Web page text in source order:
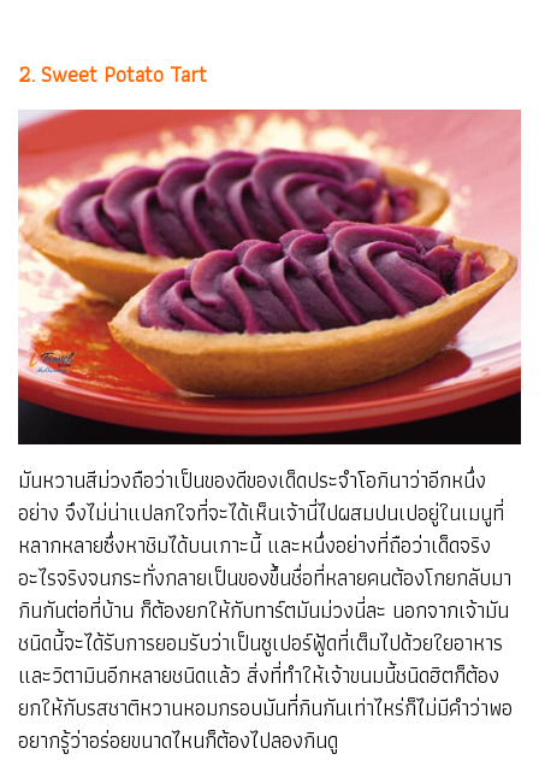
2. Sweet Potato Tart
มันหวานสีม่วงถือว่าเป็นของดีของเด็ดประจำโอกินาว่าอีกหนึ่ง
อย่าง จึงไม่น่าแปลกใจที่จะได้เห็นเจ้านี่ไปผสมปนเปอยู่ในเมนูที่
หลากหลายซึ่งหาชิมได้บนเกาะนี้ และหนึ่งอย่างที่ถือว่าเด็ดจริง
อะไรจริงจนกระทั่งกลายเป็นของขึ้นชื่อที่หลายคนต้องโกยกลับมา
กินกันต่อที่บ้าน ก็ต้องยกให้กับทาร์ตมันม่วงนี่ละ นอกจากเจ้ามัน
ชนิดนี้จะได้รับการยอมรับว่าเป็นซูเปอร์ฟู้ดที่เต็มไปด้วยใยอาหาร
และวิตามินอีกหลายชนิดแล้ว สิ่งที่ทำให้เจ้าขนมนี้ชนิดฮิตก็ต้อง
ยกให้กับรสชาติหวานหอมกรอบมันที่กินกันเท่าไหร่ก็ไม่มีคำว่าพอ
อยากรู้ว่าอร่อยขนาดไหนก็ต้องไปลองกินดู